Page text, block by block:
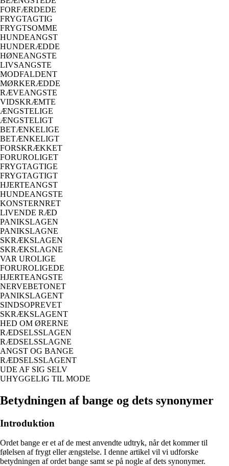
FORFÆRDEDE
FRYGTAGTIG
FRYGTSOMME
HUNDEANGST
HUNDERÆDDE
HØNEANGSTE
LIVSANGSTE
MODFALDENT
MØRKERÆDDE
RÆVEANGSTE
VIDSKRÆMTE
ÆNGSTELIGE
ÆNGSTELIGT
BETÆNKELIGE
BETÆNKELIGT
FORSKRÆKKET
FORUROLIGET
FRYGTAGTIGE
FRYGTAGTIGT
HJERTEANGST
HUNDEANGSTE
KONSTERNRET
LIVENDE RÆD
PANIKSLAGEN
PANIKSLAGNE
SKRÆKSLAGEN
SKRÆKSLAGNE
VAR UROLIGE
FORUROLIGEDE
HJERTEANGSTE
NERVEBETONET
PANIKSLAGENT
SINDSOPREVET
SKRÆKSLAGENT
HED OM ØRERNE
RÆDSELSSLAGEN
RÆDSELSSLAGNE
ANGST OG BANGE
RÆDSELSSLAGENT
UDE AF SIG SELV
UHYGGELIG TIL MODE
Betydningen af bange og dets synonymer
Introduktion
Ordet bange er et af de mest anvendte udtryk, når det kommer til
følelsen af frygt eller ængstelse. I denne artikel vil vi udforske
betydningen af ordet bange samt se på nogle af dets synonymer.